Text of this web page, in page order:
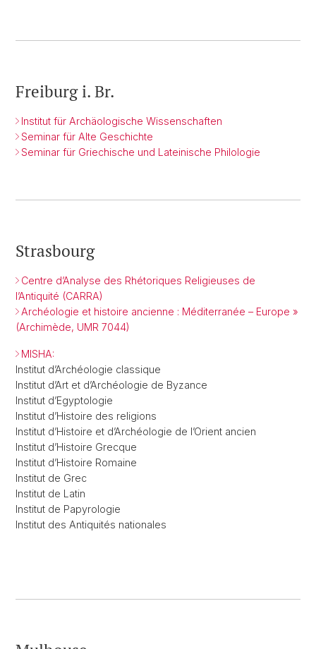
Freiburg i. Br.
Institut für Archäologische Wissenschaften
Seminar für Alte Geschichte
Seminar für Griechische und Lateinische Philologie
Strasbourg
Centre d’Analyse des Rhétoriques Religieuses de
l’Antiquité (CARRA)
Archéologie et histoire ancienne : Méditerranée – Europe »
(Archimède, UMR 7044)
MISHA:
Institut d’Archéologie classique
Institut d’Art et d’Archéologie de Byzance
Institut d’Egyptologie
Institut d’Histoire des religions
Institut d’Histoire et d’Archéologie de l’Orient ancien
Institut d’Histoire Grecque
Institut d’Histoire Romaine
Institut de Grec
Institut de Latin
Institut de Papyrologie
Institut des Antiquités nationales